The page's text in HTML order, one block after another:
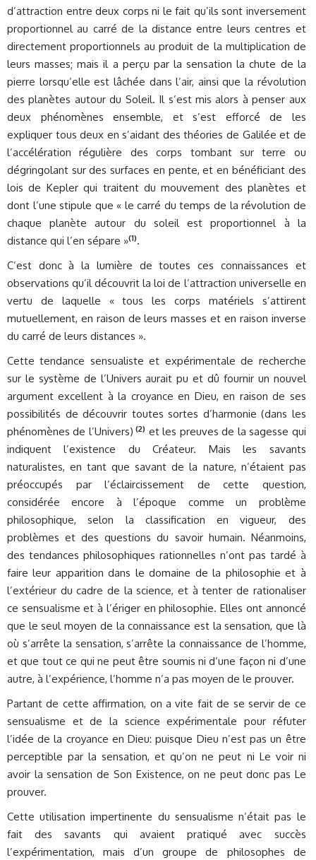
d’attraction entre deux corps ni le fait qu’ils sont inversement
proportionnel au carré de la distance entre leurs centres et
directement proportionnels au produit de la multiplication de
leurs masses; mais il a perçu par la sensation la chute de la
pierre lorsqu’elle est lâchée dans l’air, ainsi que la révolution
des planètes autour du Soleil. Il s’est mis alors à penser aux
deux phénomènes ensemble, et s’est efforcé de les
expliquer tous deux en s’aidant des théories de Galilée et de
l’accélération régulière des corps tombant sur terre ou
dégringolant sur des surfaces en pente, et en bénéficiant des
lois de Kepler qui traitent du mouvement des planètes et
dont l’une stipule que « le carré du temps de la révolution de
chaque planète autour du soleil est proportionnel à la
distance qui l’en sépare »(1).
C’est donc à la lumière de toutes ces connaissances et
observations qu’il découvrit la loi de l’attraction universelle en
vertu de laquelle « tous les corps matériels s’attirent
mutuellement, en raison de leurs masses et en raison inverse
du carré de leurs distances ».
Cette tendance sensualiste et expérimentale de recherche
sur le système de l’Univers aurait pu et dû fournir un nouvel
argument excellent à la croyance en Dieu, en raison de ses
possibilités de découvrir toutes sortes d’harmonie (dans les
phénomènes de l’Univers) (2) et les preuves de la sagesse qui
indiquent l’existence du Créateur. Mais les savants
naturalistes, en tant que savant de la nature, n’étaient pas
préoccupés par l’éclaircissement de cette question,
considérée encore à l’époque comme un problème
philosophique, selon la classification en vigueur, des
problèmes et des questions du savoir humain. Néanmoins,
des tendances philosophiques rationnelles n’ont pas tardé à
faire leur apparition dans le domaine de la philosophie et à
l’extérieur du cadre de la science, et à tenter de rationaliser
ce sensualisme et à l’ériger en philosophie. Elles ont annoncé
que le seul moyen de la connaissance est la sensation, que là
où s’arrête la sensation, s’arrête la connaissance de l’homme,
et que tout ce qui ne peut être soumis ni d’une façon ni d’une
autre, à l’expérience, l’homme n’a pas moyen de le prouver.
Partant de cette affirmation, on a vite fait de se servir de ce
sensualisme et de la science expérimentale pour réfuter
l’idée de la croyance en Dieu: puisque Dieu n’est pas un être
perceptible par la sensation, et qu’on ne peut ni Le voir ni
avoir la sensation de Son Existence, on ne peut donc pas Le
prouver.
Cette utilisation impertinente du sensualisme n’était pas le
fait des savants qui avaient pratiqué avec succès
l’expérimentation, mais d’un groupe de philosophes de